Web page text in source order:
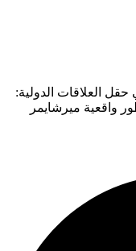
العلاقات الدولية:
واقعية ميرشايمر